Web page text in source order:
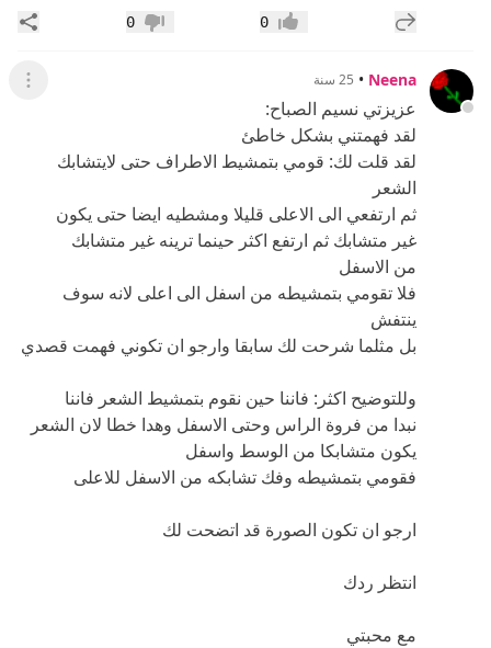
إضافة رد جديد إعجاب0 عدم إعجاب
0
Neena
• 25 سنة عرض
عزيزتي نسيم الصباح:
لقد فهمتني بشكل خاطئ
لقد قلت لك: قومي بتمشيط الاطراف حتى لايتشابك
الشعر
ثم ارتفعي الى الاعلى قليلا ومشطيه ايضا حتى يكون
غير متشابك ثم ارتفع اكثر حينما ترينه غير متشابك
من الاسفل
فلا تقومي بتمشيطه من اسفل الى اعلى لانه سوف
ينتفش
بل مثلما شرحت لك سابقا وارجو ان تكوني فهمت قصدي
وللتوضيح اكثر: فاننا حين نقوم بتمشيط الشعر فاننا
نبدا من فروة الراس وحتى الاسفل وهدا خطا لان الشعر
يكون متشابكا من الوسط واسفل
فقومي بتمشيطه وفك تشابكه من الاسفل للاعلى
ارجو ان تكون الصورة قد اتضحت لك
انتظر ردك
مع محبتي